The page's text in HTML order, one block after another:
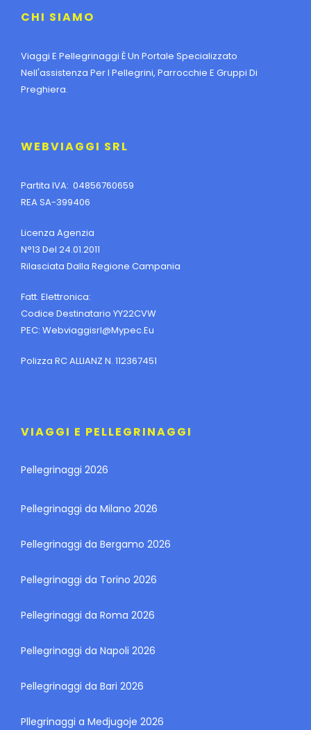
CHI SIAMO
Viaggi E Pellegrinaggi È Un Portale Specializzato
Nell'assistenza Per I Pellegrini, Parrocchie E Gruppi Di
Preghiera.
WEBVIAGGI SRL
Partita IVA: 04856760659
REA SA-399406
Licenza Agenzia
N°13 Del 24.01.2011
Rilasciata Dalla Regione Campania
Fatt. Elettronica:
Codice Destinatario YY22CVW
PEC: Webviaggisrl@mypec.eu
Polizza RC ALLIANZ N. 112367451
VIAGGI E PELLEGRINAGGI
Pellegrinaggi 2026
Pellegrinaggi da Milano 2026
Pellegrinaggi da Bergamo 2026
Pellegrinaggi da Torino 2026
Pellegrinaggi da Roma 2026
Pellegrinaggi da Napoli 2026
Pellegrinaggi da Bari 2026
Pllegrinaggi a Medjugoje 2026